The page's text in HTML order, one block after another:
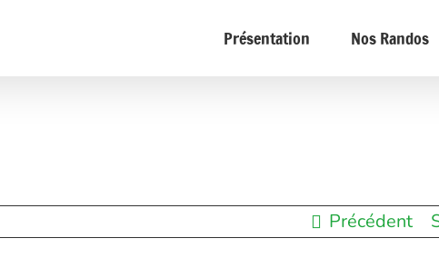
Présentation Nos Randos
Précédent